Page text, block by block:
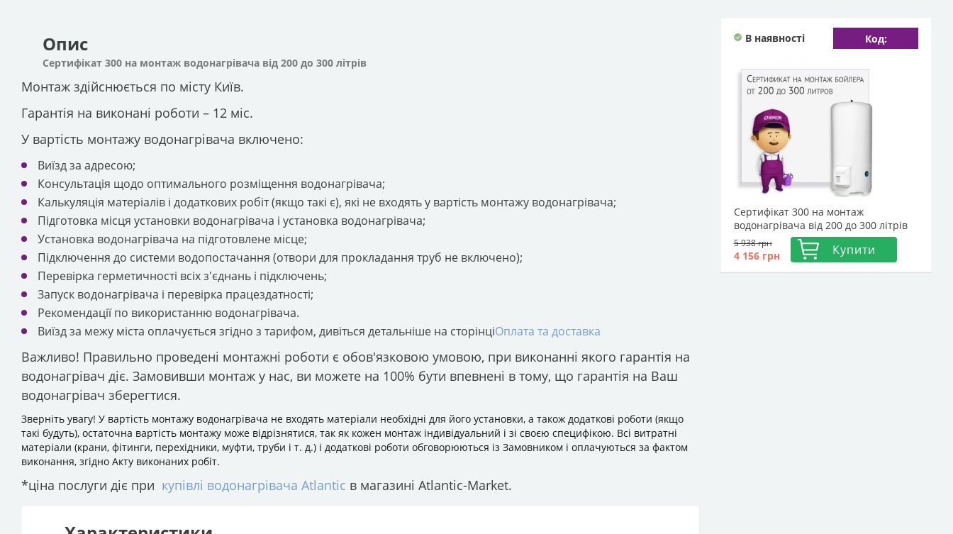
Опис
Сертифікат 300 на монтаж водонагрівача від 200 до 300 літрів
Монтаж здійснюється по місту Київ.
Гарантія на виконані роботи – 12 міс.
У вартість монтажу водонагрівача включено:
Виїзд за адресою;
Консультація щодо оптимального розміщення водонагрівача;
Калькуляція матеріалів і додаткових робіт (якщо такі є), які не входять у вартість монтажу водонагрівача;
Підготовка місця установки водонагрівача і установка водонагрівача;
Установка водонагрівача на підготовлене місце;
Підключення до системи водопостачання (отвори для прокладання труб не включено);
Перевірка герметичності всіх з'єднань і підключень;
Запуск водонагрівача і перевірка працездатності;
Рекомендації по використанню водонагрівача.
Виїзд за межу міста оплачується згідно з тарифом, дивіться детальніше на сторінціОплата та доставка
Важливо! Правильно проведені монтажні роботи є обов'язковою умовою, при виконанні якого гарантія на
водонагрівач діє. Замовивши монтаж у нас, ви можете на 100% бути впевнені в тому, що гарантія на Ваш
водонагрівач зберегтися.
Зверніть увагу! У вартість монтажу водонагрівача не входять матеріали необхідні для його установки, а також додаткові роботи (якщо
такі будуть), остаточна вартість монтажу може відрізнятися, так як кожен монтаж індивідуальний і зі своєю специфікою. Всі витратні
матеріали (крани, фітинги, перехідники, муфти, труби і т. д.) і додаткові роботи обговорюються із Замовником і оплачуються за фактом
виконання, згідно Акту виконаних робіт.
*ціна послуги діє при купівлі водонагрівача Atlantic в магазині Atlantic-Market.
В наявності Код:
Сертифікат 300 на монтаж
водонагрівача від 200 до 300 літрів
5 938грн
4 156грн Купити